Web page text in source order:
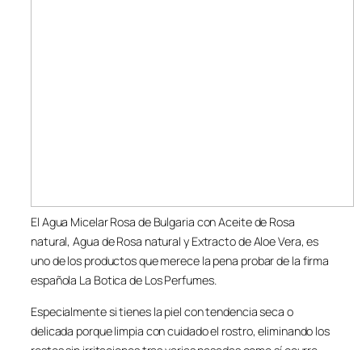
El Agua Micelar Rosa de Bulgaria con Aceite de Rosa
natural, Agua de Rosa natural y Extracto de Aloe Vera, es
uno de los productos que merece la pena probar de la firma
española La Botica de Los Perfumes.
Especialmente si tienes la piel con tendencia seca o
delicada porque limpia con cuidado el rostro, eliminando los